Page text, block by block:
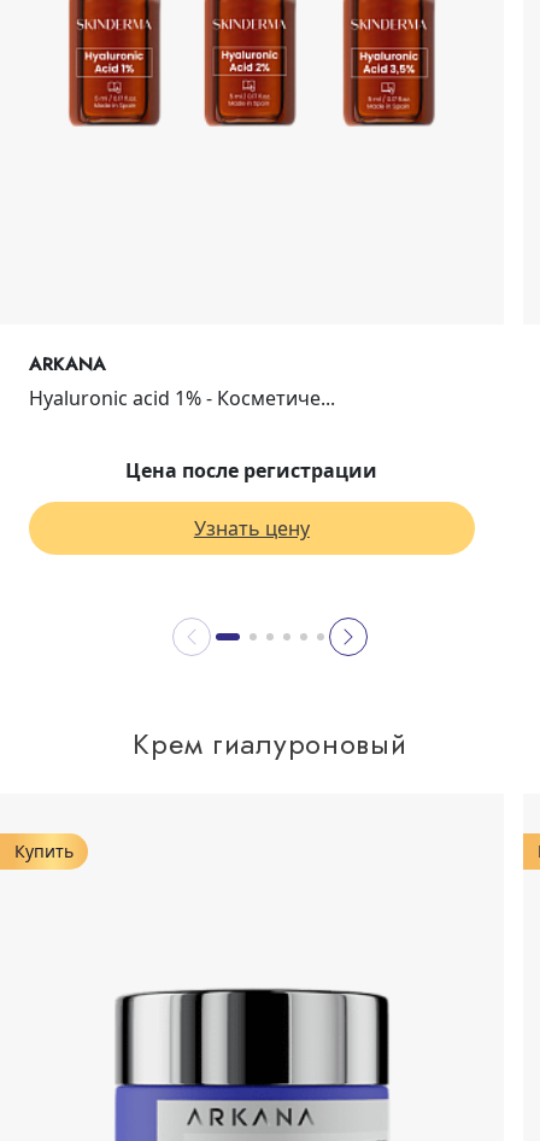
ARKANA
Hyaluronic acid 1% - Косметиче...
Цена после регистрации
Узнать цену
Крем гиалуроновый
Купить